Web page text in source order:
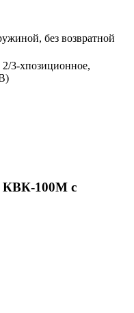
без возвратной
3-хпозиционное,
КВК-100М с